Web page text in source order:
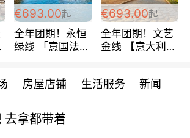
€693.00起
全年团期！永恒
绿线 「意国法
欧/天起 ~包拼房
€693.00起
全年团期！文艺
金线 【意大利一
每周铁发！
房屋店铺 生活服务 新闻
去拿都带着